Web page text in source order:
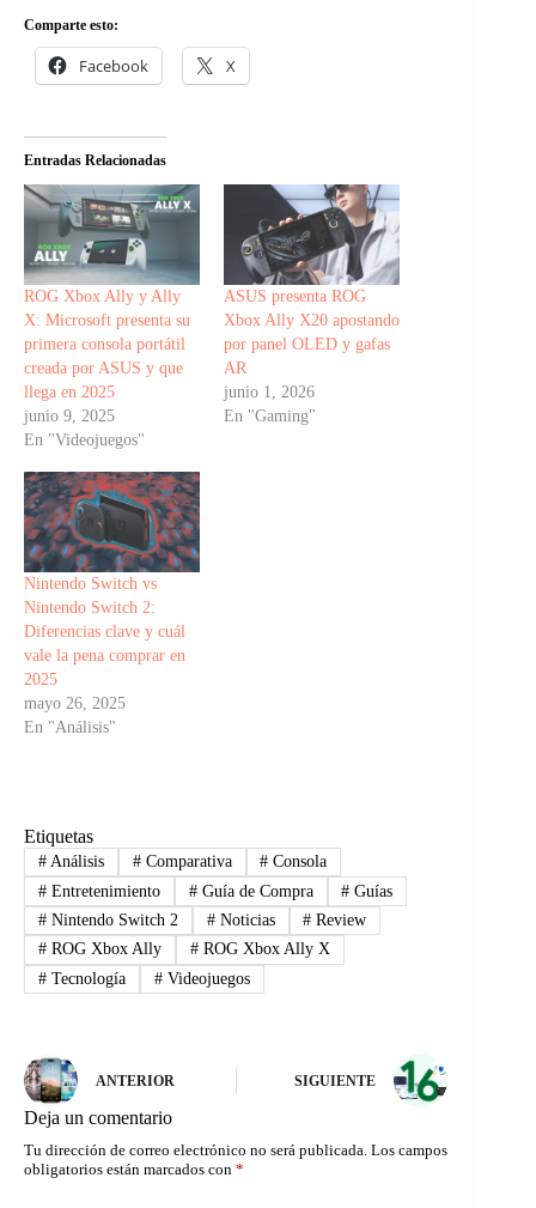
Comparte esto:
Facebook X
Entradas Relacionadas
ROG Xbox Ally y Ally
X: Microsoft presenta su
primera consola portátil
creada por ASUS y que
llega en 2025
junio 9, 2025
En "Videojuegos"
ASUS presenta ROG
Xbox Ally X20 apostando
por panel OLED y gafas
AR
junio 1, 2026
En "Gaming"
Nintendo Switch vs
Nintendo Switch 2:
Diferencias clave y cuál
vale la pena comprar en
2025
mayo 26, 2025
En "Análisis"
Etiquetas
#Análisis #Comparativa # Consola
#Entretenimiento #Guía de Compra # Guías
#Nintendo Switch 2 #Noticias # Review
#ROG Xbox Ally #ROG Xbox Ally X
#Tecnología #Videojuegos
ANTERIOR SIGUIENTE
Deja un comentario
Tu dirección de correo electrónico no será publicada. Los campos
obligatorios están marcados con *